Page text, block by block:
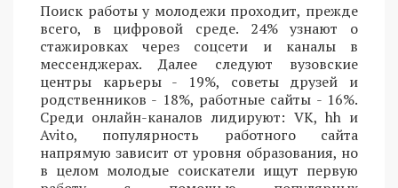
Поиск работы у молодежи проходит, прежде
всего, в цифровой среде. 24% узнают о
стажировках через соцсети и каналы в
мессенджерах. Далее следуют вузовские
центры карьеры - 19%, советы друзей и
родственников - 18%, работные сайты - 16%.
Среди онлайн-каналов лидируют: VK, hh и
Avito, популярность работного сайта
напрямую зависит от уровня образования, но
в целом молодые соискатели ищут первую